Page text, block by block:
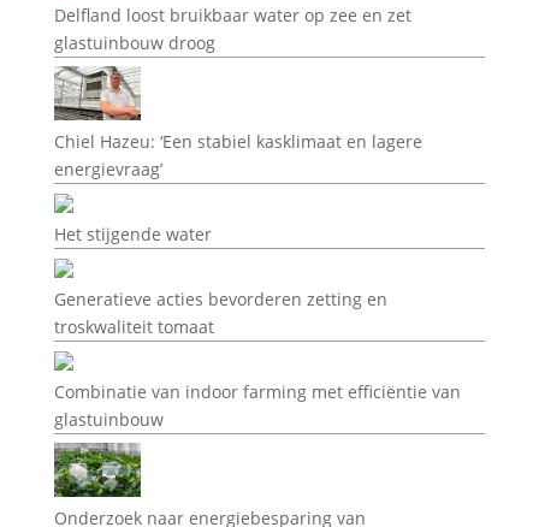
Delfland loost bruikbaar water op zee en zet
glastuinbouw droog
Chiel Hazeu: ‘Een stabiel kasklimaat en lagere
energievraag’
Het stijgende water
Generatieve acties bevorderen zetting en
troskwaliteit tomaat
Combinatie van indoor farming met efficiëntie van
glastuinbouw
Onderzoek naar energiebesparing van